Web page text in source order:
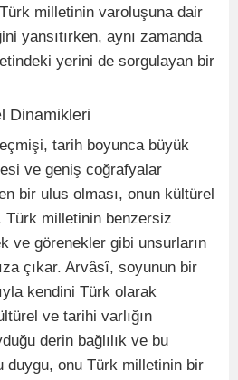
milletinin varoluşuna dair
yansıtırken, aynı zamanda
yerini de sorgulayan bir
Dinamikleri
tarih boyunca büyük
ve geniş coğrafyalar
bir ulus olması, onun kültürel
Türk milletinin benzersiz
ve görenekler gibi unsurların
çıkar. Arvâsî, soyunun bir
kendini Türk olarak
ve tarihi varlığın
derin bağlılık ve bu
duygu, onu Türk milletinin bir